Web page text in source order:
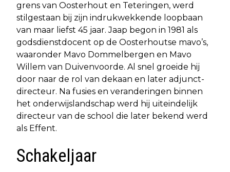
grens van Oosterhout en Teteringen, werd
stilgestaan bij zijn indrukwekkende loopbaan
van maar liefst 45 jaar. Jaap begon in 1981 als
godsdienstdocent op de Oosterhoutse mavo’s,
waaronder Mavo Dommelbergen en Mavo
Willem van Duivenvoorde. Al snel groeide hij
door naar de rol van dekaan en later adjunct-
directeur. Na fusies en veranderingen binnen
het onderwijslandschap werd hij uiteindelijk
directeur van de school die later bekend werd
als Effent.
Schakeljaar